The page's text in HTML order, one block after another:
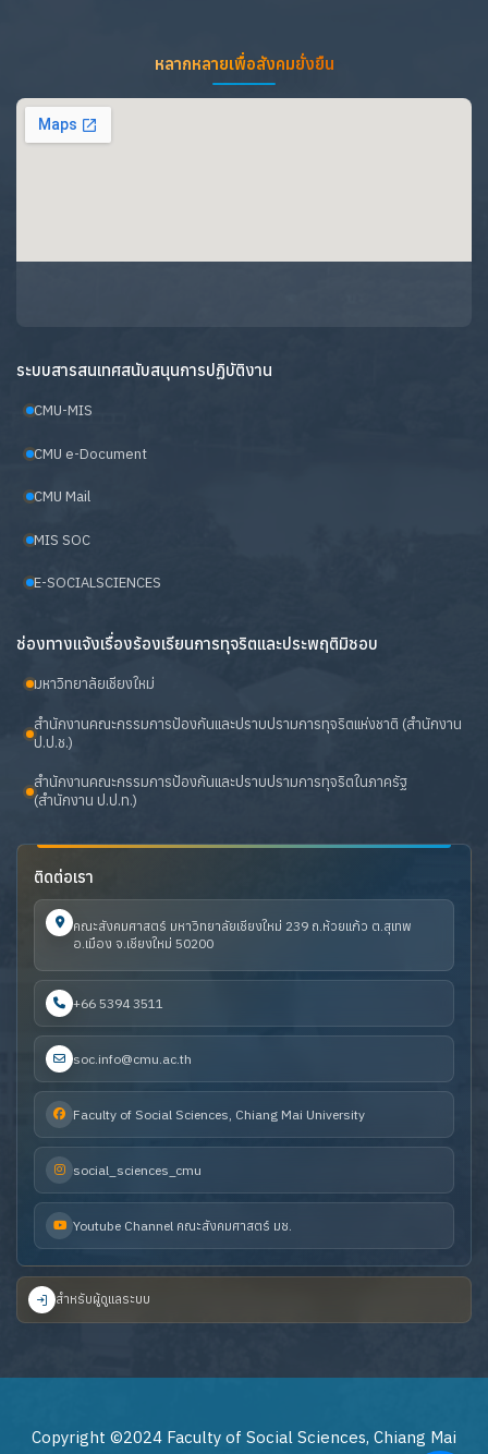
หลากหลายเพื่อสังคมยั่งยืน
ระบบสารสนเทศสนับสนุนการปฏิบัติงาน
CMU-MIS
CMU e-Document
CMU Mail
MIS SOC
E-SOCIALSCIENCES
ช่องทางแจ้งเรื่องร้องเรียนการทุจริตและประพฤติมิชอบ
มหาวิทยาลัยเชียงใหม่
สำนักงานคณะกรรมการป้องกันและปราบปรามการทุจริตแห่งชาติ (สำนักงาน
ป.ป.ช.)
สำนักงานคณะกรรมการป้องกันและปราบปรามการทุจริตในภาครัฐ
(สำนักงาน ป.ป.ท.)
ติดต่อเรา
คณะสังคมศาสตร์ มหาวิทยาลัยเชียงใหม่ 239 ถ.ห้วยแก้ว ต.สุเทพ
อ.เมือง จ.เชียงใหม่ 50200
+66 5394 3511
soc.info@cmu.ac.th
Faculty of Social Sciences, Chiang Mai University
social_sciences_cmu
Youtube Channel คณะสังคมศาสตร์ มช.
สำหรับผู้ดูแลระบบ
Copyright ©2024 Faculty of Social Sciences, Chiang Mai